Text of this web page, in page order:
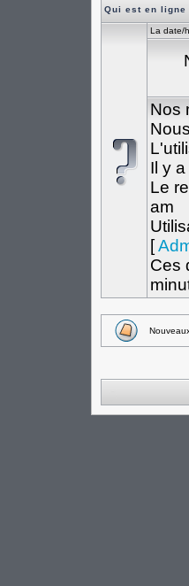
Qui est en ligne
La date/
Nos
Il y
Le
am
[
Ces